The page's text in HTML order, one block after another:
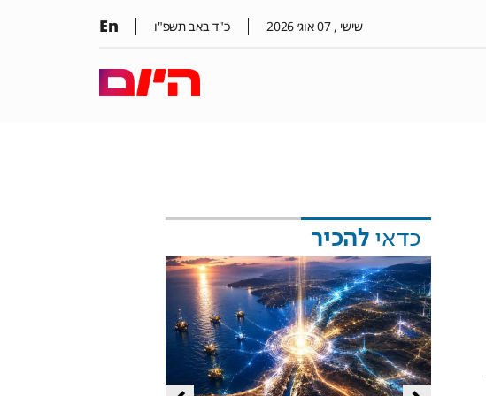
שישי , 07אוג׳ 2026 כ"ד באב תשפ"ו En
כדאי להכיר